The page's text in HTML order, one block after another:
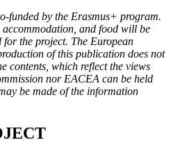
funded by the Erasmus+ program.
and food will be
for the project. The European
of this publication does not
contents, which reflect the views
nor EACEA can be held
be made of the information